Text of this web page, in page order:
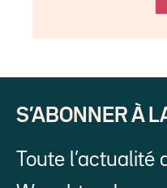
S’ABONNER À
Toute